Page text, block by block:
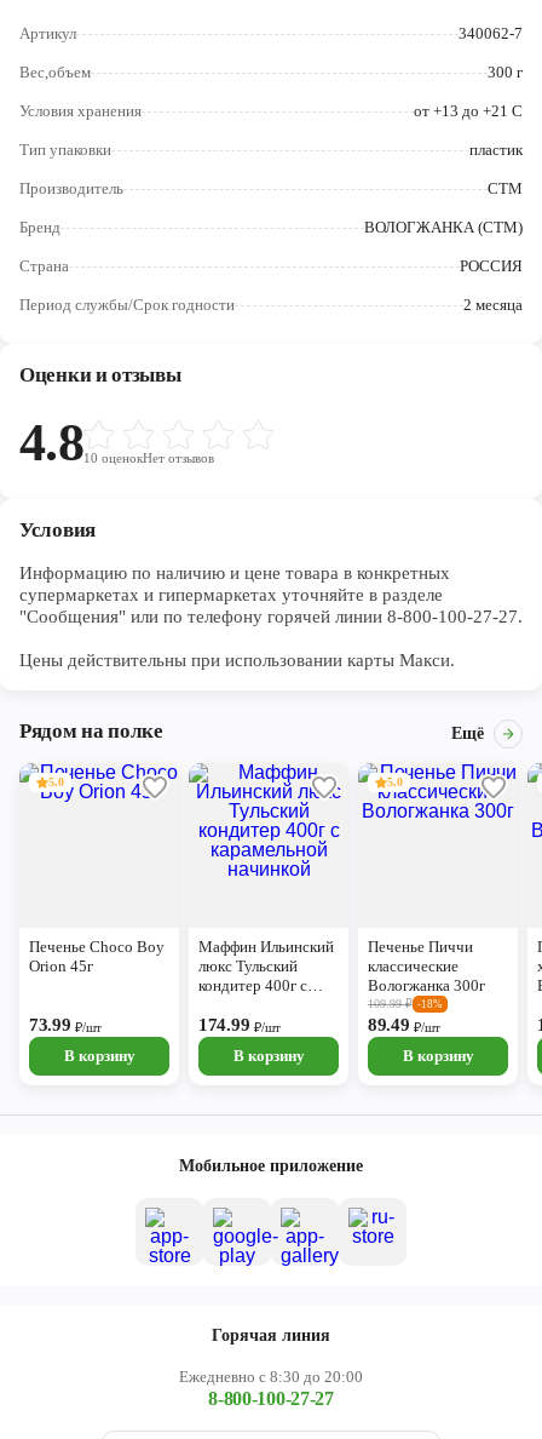
Артикул 340062-7
Вес,объем 300 г
Условия хранения от +13 до +21 С
Тип упаковки пластик
Производитель СТМ
Бренд ВОЛОГЖАНКА (СТМ)
Страна РОССИЯ
Период службы/Срок годности 2 месяца
Оценки и отзывы
4.810 оценокНет отзывов
Условия
Информацию по наличию и цене товара в конкретных
супермаркетах и гипермаркетах уточняйте в разделе
"Сообщения" или по телефону горячей линии 8-800-100-27-27.
Цены действительны при использовании карты Макси.
Рядом на полке Ещё
5.0
Печенье Choco Boy
Orion 45г
73.99₽/шт
В корзину
Маффин Ильинский
люкс Тульский
кондитер 400г с
начинкой
174.99 ₽/шт
В корзину
5.0
Печенье Пиччи
классические
Вологжанка 300г
109.99₽ -18%
89.49₽/шт
В корзину
Мобильное приложение
Горячая линия
Ежедневно с 8:30 до 20:00
8-800-100-27-27